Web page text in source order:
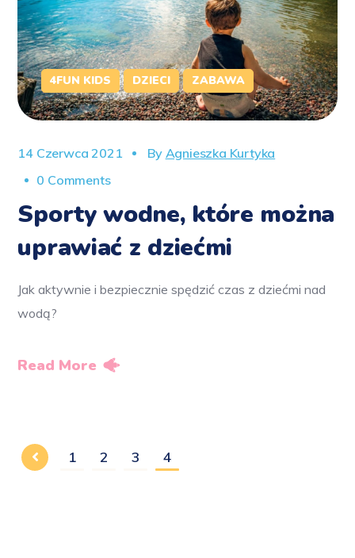
4FUN KIDS DZIECI ZABAWA
14 Czerwca 2021 By Agnieszka Kurtyka
0 Comments
Sporty wodne, które można
uprawiać z dziećmi
Jak aktywnie i bezpiecznie spędzić czas z dziećmi nad
wodą?
Read More
1 2 3 4